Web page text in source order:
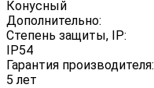
Конусный
Дополнительно:
Степень защиты, IP:
IP54
Гарантия производителя:
5 лет